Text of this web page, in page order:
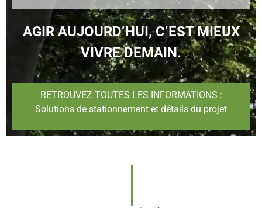
AGIR AUJOURD’HUI, C’EST MIEUX
VIVRE DEMAIN.
RETROUVEZ TOUTES LES INFORMATIONS :
Solutions de stationnement et détails du projet